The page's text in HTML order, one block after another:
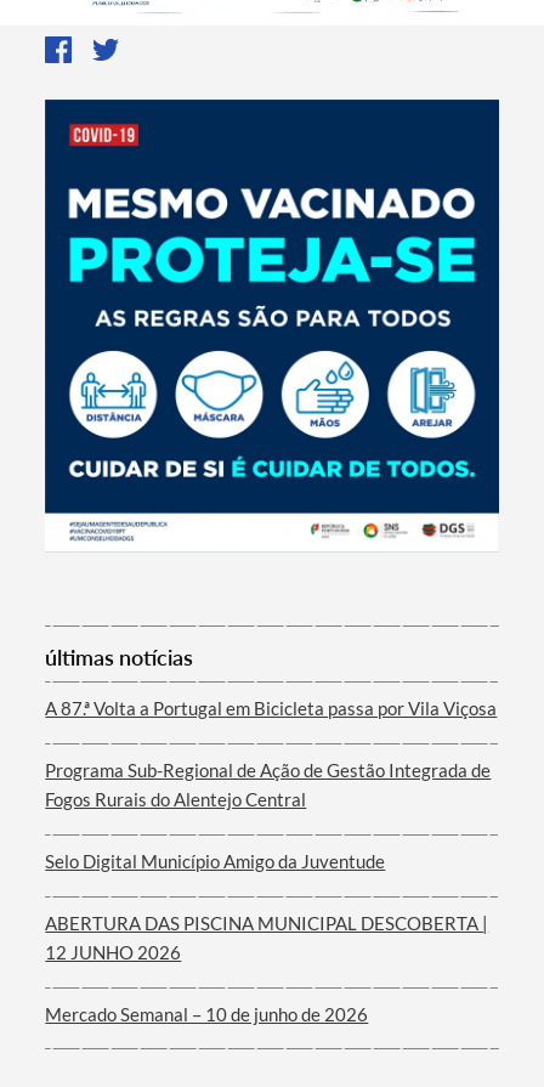
Categorias gerais
Filtros
últimas notícias
A 87.ª Volta a Portugal em Bicicleta passa por Vila Viçosa
Programa Sub-Regional de Ação de Gestão Integrada de
Fogos Rurais do Alentejo Central
Selo Digital Município Amigo da Juventude
ABERTURA DAS PISCINA MUNICIPAL DESCOBERTA |
12 JUNHO 2026
Mercado Semanal – 10 de junho de 2026